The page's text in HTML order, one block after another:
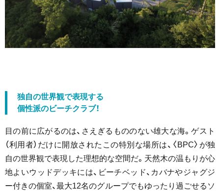
独⾃の世界観で表現する
個性派のビーチクラブ！
⽬の前に広がるのは、さえぎるもののない雄⼤な海。ゲスト
（利用者）だけに開放されたこの特別な場所は、〈BPC〉が独
⾃の世界観で表現した理想的な空間だ。天然⽊の温もりが⼼
地よいウッドデッキには、ビーチベッド、カバナやジャグジ
ー付きの個室、最⼤12名のグループでもゆったり過ごせるソ